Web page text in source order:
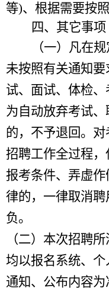
等)、根据需要按
四、其它事项
（一）凡在
未按照有关通知
试、面试、体检
为自动放弃考试
的，不予退回。
招聘工作全过程
报考条件、弄虚
律的，一律取消
负。
（二）本次招聘
均以报名系统、个
通知、公布内容